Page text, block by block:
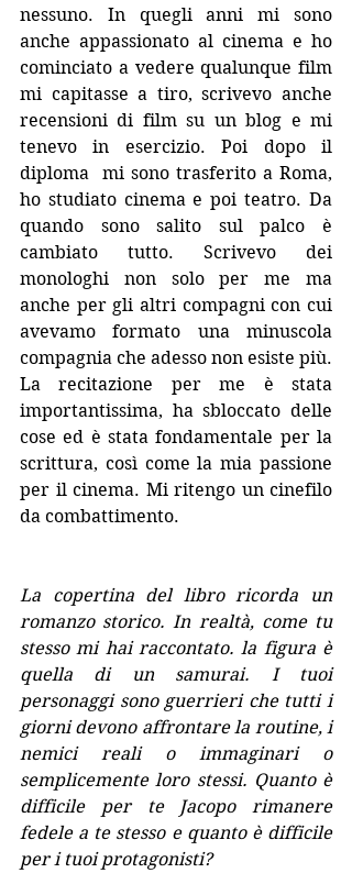
nessuno. In quegli anni mi sono
anche appassionato al cinema e ho
cominciato a vedere qualunque film
mi capitasse a tiro, scrivevo anche
recensioni di film su un blog e mi
tenevo in esercizio. Poi dopo il
diploma  mi sono trasferito a Roma,
ho studiato cinema e poi teatro. Da
quando sono salito sul palco è
cambiato tutto. Scrivevo dei
monologhi non solo per me ma
anche per gli altri compagni con cui
avevamo formato una minuscola
compagnia che adesso non esiste più.
La recitazione per me è stata
importantissima, ha sbloccato delle
cose ed è stata fondamentale per la
scrittura, così come la mia passione
per il cinema. Mi ritengo un cinefilo
da combattimento.
La copertina del libro ricorda un
romanzo storico. In realtà, come tu
stesso mi hai raccontato. la figura è
quella di un samurai. I tuoi
personaggi sono guerrieri che tutti i
giorni devono affrontare la routine, i
nemici reali o immaginari o
semplicemente loro stessi. Quanto è
difficile per te Jacopo rimanere
fedele a te stesso e quanto è difficile
per i tuoi protagonisti?